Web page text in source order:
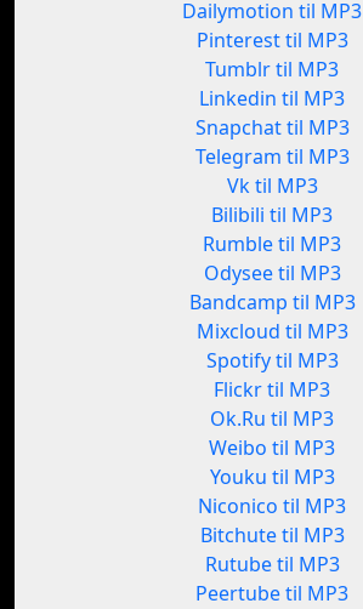
Dailymotion til MP3
Pinterest til MP3
Tumblr til MP3
Linkedin til MP3
Snapchat til MP3
Telegram til MP3
Vk til MP3
Bilibili til MP3
Rumble til MP3
Odysee til MP3
Bandcamp til MP3
Mixcloud til MP3
Spotify til MP3
Flickr til MP3
Ok.Ru til MP3
Weibo til MP3
Youku til MP3
Niconico til MP3
Bitchute til MP3
Rutube til MP3
Peertube til MP3